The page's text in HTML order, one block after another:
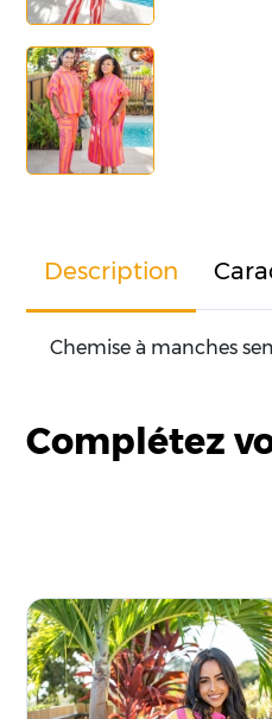
Description
Chemise à manches
Complétez